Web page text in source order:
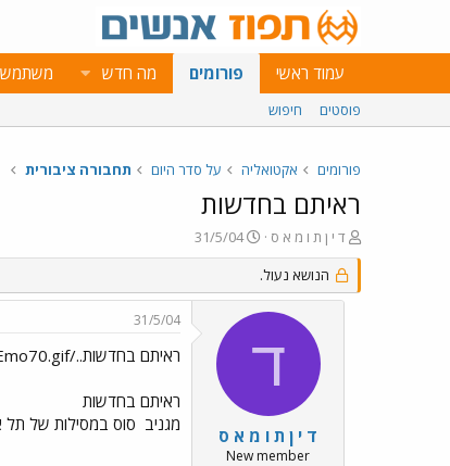
עמוד ראשי פורומים מה חדש
פוסטים חיפוש
פורומים אקטואליה על סדר היום תחבורה ציבורית
ראיתם בחדשות
פ
ו
ת
ח
ד י ן ת ו מ א ס
פ
ו
ס
ם
י
ך
31/5/04
הנושא נעול.
ד
ד י ן ת ו מ א ס
New member
31/5/04
ראיתם בחדשות../images/Emo35.gif../images/Emo70.gif
ראיתם בחדשות
מגניב סוס במסילות של תל